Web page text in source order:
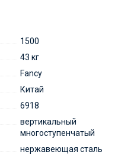
1500
43 кг
Fancy
Китай
6918
вертикальный
многоступенчатый
нержавеющая сталь